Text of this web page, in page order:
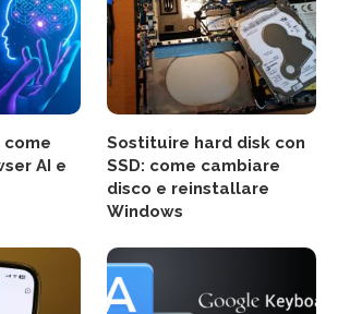
come
AI e
Sostituire hard disk con
SSD: come cambiare
disco e reinstallare
Windows